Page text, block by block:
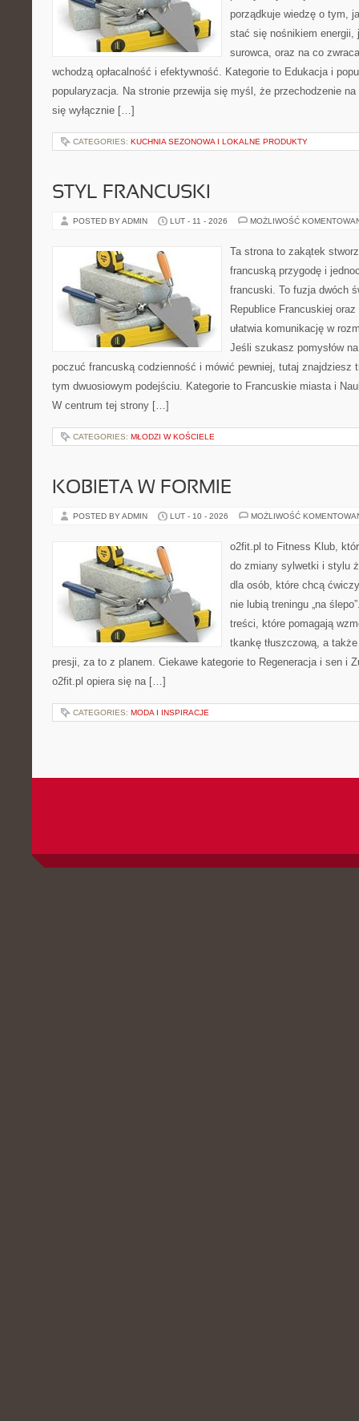
porządkuje wiedzę o tym,
stać się nośnikiem energii,
surowca, oraz na co
wchodzą opłacalność i efektywność. Kategorie to Edukacja i
popularyzacja. Na stronie przewija się myśl, że przechodzenie na
się wyłącznie […]
CATEGORIES: KUCHNIA SEZONOWA I LOKALNE PRODUKTY
STYL FRANCUSKI
POSTED BY ADMIN LUT - 11 - 2026 MOŻLIWOŚĆ
Ta strona to zakątek
francuską przygodę i
francuski. To fuzja dwóch
Republice Francuskiej
ułatwia komunikację w
Jeśli szukasz pomysłów
poczuć francuską codzienność i mówić pewniej, tutaj znajdziesz
tym dwuosiowym podejściu. Kategorie to Francuskie miasta i
W centrum tej strony […]
CATEGORIES: MŁODZI W KOŚCIELE
KOBIETA W FORMIE
POSTED BY ADMIN LUT - 10 - 2026 MOŻLIWOŚĆ
o2fit.pl to Fitness Klub,
do zmiany sylwetki i stylu
dla osób, które chcą
nie lubią treningu „na
treści, które pomagają
tkankę tłuszczową, a
presji, za to z planem. Ciekawe kategorie to Regeneracja i sen i
o2fit.pl opiera się na […]
CATEGORIES: MODA I INSPIRACJE